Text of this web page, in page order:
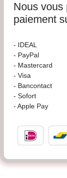
Nous vous
paiement
- IDEAL
- PayPal
- Mastercard
- Visa
- Bancontact
- Sofort
- Apple Pay